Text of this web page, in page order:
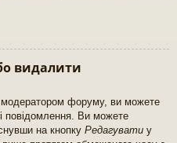
видалити
модератором форуму, ви можете
повідомлення. Ви можете
на кнопку Редагувати у